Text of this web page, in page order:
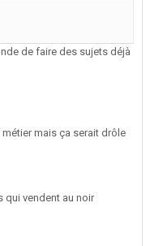
de faire des sujets déjà
mais ça serait drôle
qui vendent au noir